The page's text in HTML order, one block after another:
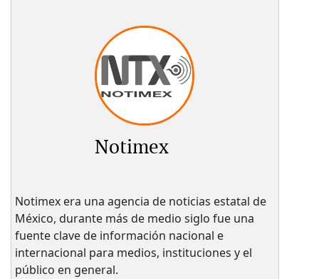
Notimex
Notimex era una agencia de noticias estatal de
México, durante más de medio siglo fue una
fuente clave de información nacional e
internacional para medios, instituciones y el
público en general.